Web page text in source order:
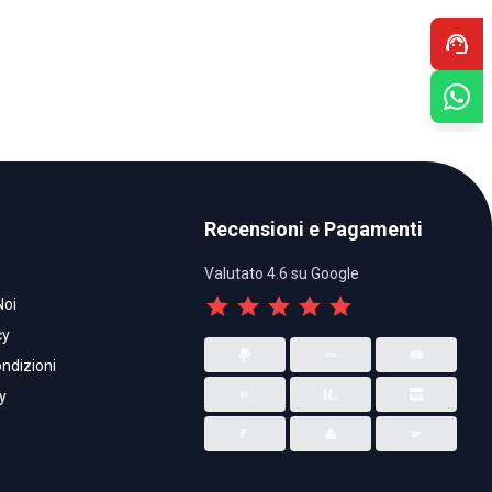
Recensioni e Pagamenti
Valutato 4.6 su Google
star star star star star
support_agent